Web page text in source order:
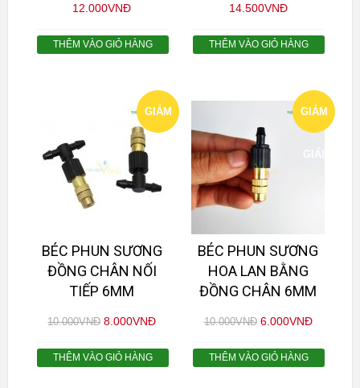
12.000VNĐ
THÊM VÀO GIỎ HÀNG
14.500VNĐ
THÊM VÀO GIỎ HÀNG
GIẢM
GIÁ!
BÉC PHUN SƯƠNG
ĐỒNG CHÂN NỐI
TIẾP 6MM
10.000VNĐ 8.000VNĐ
THÊM VÀO GIỎ HÀNG
GIẢM
BÉC PHUN SƯƠNG
HOA LAN BẰNG
ĐỒNG CHÂN 6MM
10.000VNĐ 6.000VNĐ
THÊM VÀO GIỎ HÀNG